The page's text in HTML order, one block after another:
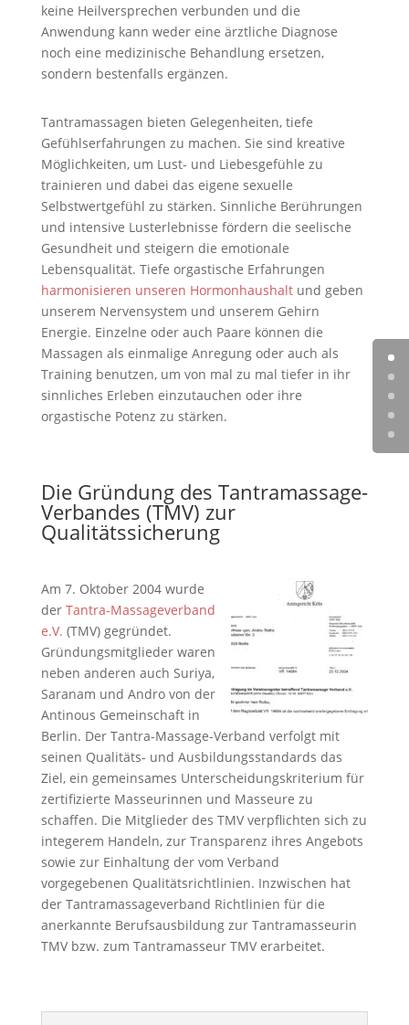
keine Heilversprechen verbunden und die
Anwendung kann weder eine ärztliche Diagnose
noch eine medizinische Behandlung ersetzen,
sondern bestenfalls ergänzen.
Tantramassagen bieten Gelegenheiten, tiefe
Gefühlserfahrungen zu machen. Sie sind kreative
Möglichkeiten, um Lust- und Liebesgefühle zu
trainieren und dabei das eigene sexuelle
Selbstwertgefühl zu stärken. Sinnliche Berührungen
und intensive Lusterlebnisse fördern die seelische
Gesundheit und steigern die emotionale
Lebensqualität. Tiefe orgastische Erfahrungen
harmonisieren unseren Hormonhaushaltund geben
unserem Nervensystem und unserem Gehirn
Energie. Einzelne oder auch Paare können die
Massagen als einmalige Anregung oder auch als
Training benutzen, um von mal zu mal tiefer in ihr
sinnliches Erleben einzutauchen oder ihre
orgastische Potenz zu stärken.
Die Gründung des Tantramassage-
Verbandes (TMV) zur
Qualitätssicherung
Am 7. Oktober 2004 wurde
der Tantra-Massageverband
e.V. (TMV) gegründet.
Gründungsmitglieder waren
neben anderen auch Suriya,
Saranam und Andro von der
Antinous Gemeinschaft in
Berlin. Der Tantra-Massage-Verband verfolgt mit
seinen Qualitäts- und Ausbildungsstandards das
Ziel, ein gemeinsames Unterscheidungskriterium für
zertifizierte Masseurinnen und Masseure zu
schaffen. Die Mitglieder des TMV verpflichten sich zu
integerem Handeln, zur Transparenz ihres Angebots
sowie zur Einhaltung der vom Verband
vorgegebenen Qualitätsrichtlinien. Inzwischen hat
der Tantramassageverband Richtlinien für die
anerkannte Berufsausbildung zur Tantramasseurin
TMV bzw. zum Tantramasseur TMV erarbeitet.